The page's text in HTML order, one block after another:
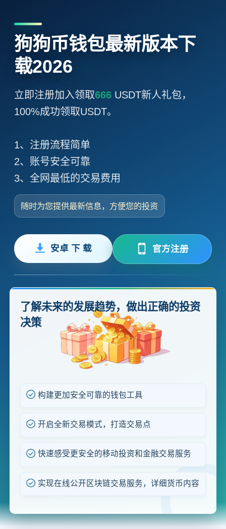
狗狗币钱包最新版本下
载2026
立即注册加入领取666USDT新人礼包，
100%成功领取USDT。
1、注册流程简单
2、账号安全可靠
3、全网最低的交易费用
随时为您提供最新信息，方便您的投资
安卓 下 载 官方注册
了解未来的发展趋势，做出正确的投资
决策
构建更加安全可靠的钱包工具
开启全新交易模式，打造交易点
快速感受更安全的移动投资和金融交易服务
实现在线公开区块链交易服务，详细货币内容